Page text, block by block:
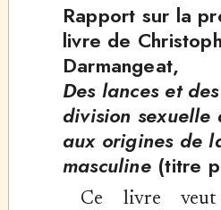
Rapport sur la
livre de
Darmangeat,
Des lances et
division
aux origines de
masculine(titre
Ce livre